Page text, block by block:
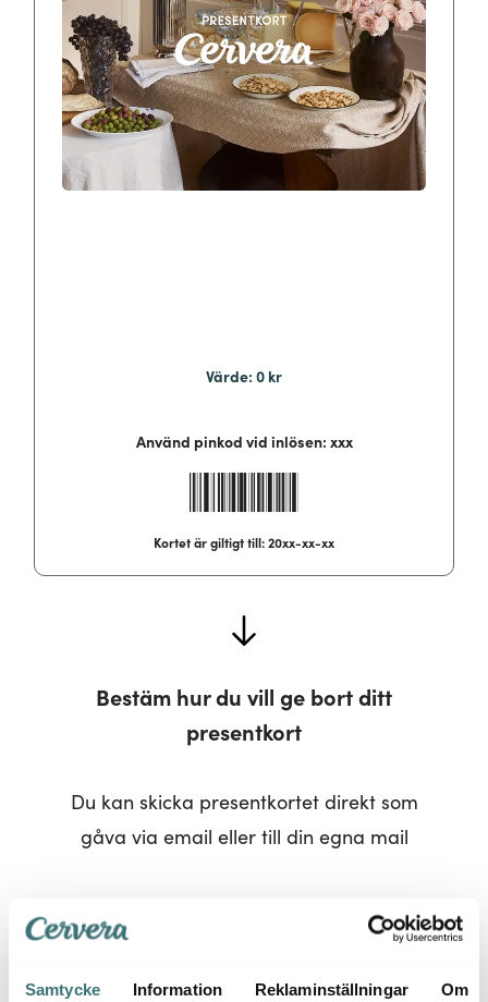
Samtycke Information Reklaminställningar Om
Värde:​​​​‌ ‍ ​‍​‍‌‍ ‌ ​‍‌‍‍‌‌‍‌ ‌‍‍‌‌‍ ‍​‍​‍​ ‍‍​‍​‍‌ ​ ‌‍​‌‌‍ ‍‌‍‍‌‌ ‌​‌ ‍‌​‍ ‍‌‍‍‌‌‍ ​‍​‍​‍ ​​‍​‍‌‍‍​‌ ​‍‌‍‌‌‌‍‌‍​‍​‍​ ‍‍​‍​‍‌‍‍​‌ ‌​‌ ‌​‌ ​​‌ ​ ​ ‍‍​‍ ​‍ ‌‍​ ‌‍ ‌‌ ​ ​‍ ‍‌‍​ ‌‍‌‌‌ ​‍‌ ‌‍‌‍‌‌‌ ​‍‌‍​‌​‍ ‍‌ ​ ‌‍‌‌​‍ ‌ ​​‌ ​‍‌‍ ‌‍‌​‌ ‌‌‌‍​ ‌ ‌​‌‍‍‌‌‍ ‌‍ ‍​‍ ‌‍‍‌‌‍ ‍‌ ‌​‌‍‌‌‌‍ ‍‌ ‌​​‍ ‌‍‌‌‌‍‌​‌‍‍‌‌ ‌​​‍ ‌‍ ‌‌‍ ‌‍‌​‌‍‌‌​ ‌‌ ​​‌ ​‍‌‍‌‌‌ ​ ‌‍‌‌‌‍ ‍‌ ‌​‌‍​‌‌ ‌​‌‍‍‌‌‍ ‌‍ ‍​ ‍ ‌‍‍‌‌‍‌​​ ‌‌‍‌ ‌‍‍‌‌‍‌‍‌ ‌​‌​​ ‌‍​‌‌ ​‍‌‍‌​‌‌​​‌‍​‌‌‍‌ ‌‍‌‌​ ‍ ‌ ‌​‌ ‍‌‌ ​​‌‍‌‌​ ‌‌‍‌ ‌‍‍‌‌‍‌‍‌ ‌​‌​​ ‌‍​‌‌ ​‍‌‍‌​‌‌​​‌‍​‌‌‍‌ ‌‍‌‌​ ‍ ‌ ​​‌‍​‌‌ ‌​‌‍‍​​ ‌‌ ​​‌ ​‍‌‍‌‌‌ ‌‍‌‍‍‌‌‍‌‌‌ ‌ ​‍ ‍‌ ‌​‌‍ ‌ ‌​‌‍​‌‌‍ ​‌ ​ ‌‌‌​‌‍‌‌‌ ‍​‌ ‌​​ ‌‍​‍‌‍​‌‌ ​ ‌‍‌‌‌‌‌‌‌ ​‍‌‍ ​​ ‌‌‍‍​‌ ‌​‌ ‌​‌ ​​‌ ​ ​‍‌‌​ ​ ‌​​‌​‍‌‌​ ​‍‌​‌‍​‍‌‌​ ​‍‌​‌‍‌‍​ ‌‍ ‌‌ ​ ​‍ ‍‌‍​ ‌‍‌‌‌ ​‍‌ ‌‍‌‍‌‌‌ ​‍‌‍​‌​‍ ‍‌ ​ ‌‍‌‌​‍‌‍‌‍‍‌‌‍‌​​ ‌‌‍‌ ‌‍‍‌‌‍‌‍‌ ‌​‌​​ ‌‍​‌‌ ​‍‌‍‌​‌‌​​‌‍​‌‌‍‌ ‌‍‌‌​‍‌‍‌ ‌​‌ ‍‌‌ ​​‌‍‌‌​ ‌‌‍‌ ‌‍‍‌‌‍‌‍‌ ‌​‌​​ ‌‍​‌‌ ​‍‌‍‌​‌‌​​‌‍​‌‌‍‌ ‌‍‌‌​‍‌‍‌ ​​‌‍​‌‌ ‌​‌‍‍​​ ‌‌ ​​‌ ​‍‌‍‌‌‌ ‌‍‌‍‍‌‌‍‌‌‌ ‌ ​‍ ‍‌ ‌​‌‍ ‌ ‌​‌‍​‌‌‍ ​‌ ​ ‌‌‌​‌‍‌‌‌ ‍​‌ ‌​​‍‌‍‌ ‌ ‌‍ ‌ ​‍‌‍‍ ‌ ​ ‌ ​​‌‍​‌‌‍​ ‌‍‌‌​ ‌‌ ​​‌ ​‍‌‍ ‌‍‌​‌ ‌‌‌‍​ ‌ ‌​‌‍‍‌‌‍ ‌‍ ‍​‍‌‍‌ ​​‌‍‌‌‌ ​‍‌ ​ ‌ ​​‌‍‌‌‌‍​ ‌ ‌​‌‍‍‌‌ ‌‍‌‍‌‌​ ‌‌ ​​‌ ‌‌‌‍​‍‌‍ ​‌‍‍‌‌ ​ ‌‍‍​‌‍‌‌‌‍‌​​‍​‍‌ ‌ 0 kr
Använd pinkod vid inlösen: xxx​​​​‌ ‍ ​‍​‍‌‍ ‌ ​‍‌‍‍‌‌‍‌ ‌‍‍‌‌‍ ‍​‍​‍​ ‍‍​‍​‍‌ ​ ‌‍​‌‌‍ ‍‌‍‍‌‌ ‌​‌ ‍‌​‍ ‍‌‍‍‌‌‍ ​‍​‍​‍ ​​‍​‍‌‍‍​‌ ​‍‌‍‌‌‌‍‌‍​‍​‍​ ‍‍​‍​‍‌‍‍​‌ ‌​‌ ‌​‌ ​​‌ ​ ​ ‍‍​‍ ​‍ ‌‍​ ‌‍ ‌‌ ​ ​‍ ‍‌‍​ ‌‍‌‌‌ ​‍‌ ‌‍‌‍‌‌‌ ​‍‌‍​‌​‍ ‍‌ ​ ‌‍‌‌​‍ ‌ ​​‌ ​‍‌‍ ‌‍‌​‌ ‌‌‌‍​ ‌ ‌​‌‍‍‌‌‍ ‌‍ ‍​‍ ‌‍‍‌‌‍ ‍‌ ‌​‌‍‌‌‌‍ ‍‌ ‌​​‍ ‌‍‌‌‌‍‌​‌‍‍‌‌ ‌​​‍ ‌‍ ‌‌‍ ‌‍‌​‌‍‌‌​ ‌‌ ​​‌ ​‍‌‍‌‌‌ ​ ‌‍‌‌‌‍ ‍‌ ‌​‌‍​‌‌ ‌​‌‍‍‌‌‍ ‌‍ ‍​ ‍ ‌‍‍‌‌‍‌​​ ‌‌‍‌ ‌‍‍‌‌‍‌‍‌ ‌​‌​​ ‌‍​‌‌ ​‍‌‍‌​‌‌​​‌‍​‌‌‍‌ ‌‍‌‌​ ‍ ‌ ‌​‌ ‍‌‌ ​​‌‍‌‌​ ‌‌‍‌ ‌‍‍‌‌‍‌‍‌ ‌​‌​​ ‌‍​‌‌ ​‍‌‍‌​‌‌​​‌‍​‌‌‍‌ ‌‍‌‌​ ‍ ‌ ​​‌‍​‌‌ ‌​‌‍‍​​ ‌‌ ​​‌ ​‍‌‍‌‌‌ ‌‍‌‍‍‌‌‍‌‌‌ ‌ ​‍ ‍‌ ​​‌‍‍‌‌‍ ‍‌‍​ ‌‍ ‌‍‌​‌‍‌‌‌‌‌​‌‍‌‌‌ ‍​‌ ‌​​ ‌‍​‍‌‍​‌‌ ​ ‌‍‌‌‌‌‌‌‌ ​‍‌‍ ​​ ‌‌‍‍​‌ ‌​‌ ‌​‌ ​​‌ ​ ​‍‌‌​ ​ ‌​​‌​‍‌‌​ ​‍‌​‌‍​‍‌‌​ ​‍‌​‌‍‌‍​ ‌‍ ‌‌ ​ ​‍ ‍‌‍​ ‌‍‌‌‌ ​‍‌ ‌‍‌‍‌‌‌ ​‍‌‍​‌​‍ ‍‌ ​ ‌‍‌‌​‍‌‍‌‍‍‌‌‍‌​​ ‌‌‍‌ ‌‍‍‌‌‍‌‍‌ ‌​‌​​ ‌‍​‌‌ ​‍‌‍‌​‌‌​​‌‍​‌‌‍‌ ‌‍‌‌​‍‌‍‌ ‌​‌ ‍‌‌ ​​‌‍‌‌​ ‌‌‍‌ ‌‍‍‌‌‍‌‍‌ ‌​‌​​ ‌‍​‌‌ ​‍‌‍‌​‌‌​​‌‍​‌‌‍‌ ‌‍‌‌​‍‌‍‌ ​​‌‍​‌‌ ‌​‌‍‍​​ ‌‌ ​​‌ ​‍‌‍‌‌‌ ‌‍‌‍‍‌‌‍‌‌‌ ‌ ​‍ ‍‌ ​​‌‍‍‌‌‍ ‍‌‍​ ‌‍ ‌‍‌​‌‍‌‌‌‌‌​‌‍‌‌‌ ‍​‌ ‌​​‍‌‍‌ ‌ ‌‍ ‌ ​‍‌‍‍ ‌ ​ ‌ ​​‌‍​‌‌‍​ ‌‍‌‌​ ‌‌ ​​‌ ​‍‌‍ ‌‍‌​‌ ‌‌‌‍​ ‌ ‌​‌‍‍‌‌‍ ‌‍ ‍​‍‌‍‌ ​​‌‍‌‌‌ ​‍‌ ​ ‌ ​​‌‍‌‌‌‍​ ‌ ‌​‌‍‍‌‌ ‌‍‌‍‌‌​ ‌‌ ​​‌ ‌‌‌‍​‍‌‍ ​‌‍‍‌‌ ​ ‌‍‍​‌‍‌‌‌‍‌​​‍​‍‌ ‌
Kortet är giltigt till: 20xx-xx-xx​​​​‌ ‍ ​‍​‍‌‍ ‌ ​‍‌‍‍‌‌‍‌ ‌‍‍‌‌‍ ‍​‍​‍​ ‍‍​‍​‍‌ ​ ‌‍​‌‌‍ ‍‌‍‍‌‌ ‌​‌ ‍‌​‍ ‍‌‍‍‌‌‍ ​‍​‍​‍ ​​‍​‍‌‍‍​‌ ​‍‌‍‌‌‌‍‌‍​‍​‍​ ‍‍​‍​‍‌‍‍​‌ ‌​‌ ‌​‌ ​​‌ ​ ​ ‍‍​‍ ​‍ ‌‍​ ‌‍ ‌‌ ​ ​‍ ‍‌‍​ ‌‍‌‌‌ ​‍‌ ‌‍‌‍‌‌‌ ​‍‌‍​‌​‍ ‍‌ ​ ‌‍‌‌​‍ ‌ ​​‌ ​‍‌‍ ‌‍‌​‌ ‌‌‌‍​ ‌ ‌​‌‍‍‌‌‍ ‌‍ ‍​‍ ‌‍‍‌‌‍ ‍‌ ‌​‌‍‌‌‌‍ ‍‌ ‌​​‍ ‌‍‌‌‌‍‌​‌‍‍‌‌ ‌​​‍ ‌‍ ‌‌‍ ‌‍‌​‌‍‌‌​ ‌‌ ​​‌ ​‍‌‍‌‌‌ ​ ‌‍‌‌‌‍ ‍‌ ‌​‌‍​‌‌ ‌​‌‍‍‌‌‍ ‌‍ ‍​ ‍ ‌‍‍‌‌‍‌​​ ‌‌‍‌ ‌‍‍‌‌‍‌‍‌ ‌​‌​​ ‌‍​‌‌ ​‍‌‍‌​‌‌​​‌‍​‌‌‍‌ ‌‍‌‌​ ‍ ‌ ‌​‌ ‍‌‌ ​​‌‍‌‌​ ‌‌‍‌ ‌‍‍‌‌‍‌‍‌ ‌​‌​​ ‌‍​‌‌ ​‍‌‍‌​‌‌​​‌‍​‌‌‍‌ ‌‍‌‌​ ‍ ‌ ​​‌‍​‌‌ ‌​‌‍‍​​ ‌‌ ​​‌ ​‍‌‍‌‌‌ ‌‍‌‍‍‌‌‍‌‌‌ ‌ ​‍ ‍‌ ‌‍‌‍​‌‌‍ ​‌‍‍‌‌‍‌​‌‌‌​‌‍‍‌‌‍ ​‌‍ ​‌‌‌​‌‍‌‌‌ ‍​‌ ‌​​ ‌‍​‍‌‍​‌‌ ​ ‌‍‌‌‌‌‌‌‌ ​‍‌‍ ​​ ‌‌‍‍​‌ ‌​‌ ‌​‌ ​​‌ ​ ​‍‌‌​ ​ ‌​​‌​‍‌‌​ ​‍‌​‌‍​‍‌‌​ ​‍‌​‌‍‌‍​ ‌‍ ‌‌ ​ ​‍ ‍‌‍​ ‌‍‌‌‌ ​‍‌ ‌‍‌‍‌‌‌ ​‍‌‍​‌​‍ ‍‌ ​ ‌‍‌‌​‍‌‍‌‍‍‌‌‍‌​​ ‌‌‍‌ ‌‍‍‌‌‍‌‍‌ ‌​‌​​ ‌‍​‌‌ ​‍‌‍‌​‌‌​​‌‍​‌‌‍‌ ‌‍‌‌​‍‌‍‌ ‌​‌ ‍‌‌ ​​‌‍‌‌​ ‌‌‍‌ ‌‍‍‌‌‍‌‍‌ ‌​‌​​ ‌‍​‌‌ ​‍‌‍‌​‌‌​​‌‍​‌‌‍‌ ‌‍‌‌​‍‌‍‌ ​​‌‍​‌‌ ‌​‌‍‍​​ ‌‌ ​​‌ ​‍‌‍‌‌‌ ‌‍‌‍‍‌‌‍‌‌‌ ‌ ​‍ ‍‌ ‌‍‌‍​‌‌‍ ​‌‍‍‌‌‍‌​‌‌‌​‌‍‍‌‌‍ ​‌‍ ​‌‌‌​‌‍‌‌‌ ‍​‌ ‌​​‍‌‍‌ ‌ ‌‍ ‌ ​‍‌‍‍ ‌ ​ ‌ ​​‌‍​‌‌‍​ ‌‍‌‌​ ‌‌ ​​‌ ​‍‌‍ ‌‍‌​‌ ‌‌‌‍​ ‌ ‌​‌‍‍‌‌‍ ‌‍ ‍​‍‌‍‌ ​​‌‍‌‌‌ ​‍‌ ​ ‌ ​​‌‍‌‌‌‍​ ‌ ‌​‌‍‍‌‌ ‌‍‌‍‌‌​ ‌‌ ​​‌ ‌‌‌‍​‍‌‍ ​‌‍‍‌‌ ​ ‌‍‍​‌‍‌‌‌‍‌​​‍​‍‌ ‌
Bestäm hur du vill ge bort ditt
presentkort
Du kan skicka presentkortet direkt som
gåva via email eller till din egna mail
skriva ut och ge bort​​​​‌ ‍ ​‍​‍‌‍ ‌ ​‍‌‍‍‌‌‍‌ ‌‍‍‌‌‍ ‍​‍​‍​ ‍‍​‍​‍‌ ​ ‌‍​‌‌‍ ‍‌‍‍‌‌ ‌​‌ ‍‌​‍ ‍‌‍‍‌‌‍ ​‍​‍​‍ ​​‍​‍‌‍‍​‌ ​‍‌‍‌‌‌‍‌‍​‍​‍​ ‍‍​‍​‍‌‍‍​‌ ‌​‌ ‌​‌ ​​‌ ​ ​ ‍‍​‍ ​‍ ‌‍​ ‌‍ ‌‌ ​ ​‍ ‍‌‍​ ‌‍‌‌‌ ​‍‌ ‌‍‌‍‌‌‌ ​‍‌‍​‌​‍ ‍‌ ​ ‌‍‌‌​‍ ‌ ​​‌ ​‍‌‍ ‌‍‌​‌ ‌‌‌‍​ ‌ ‌​‌‍‍‌‌‍ ‌‍ ‍​‍ ‌‍‍‌‌‍ ‍‌ ‌​‌‍‌‌‌‍ ‍‌ ‌​​‍ ‌‍‌‌‌‍‌​‌‍‍‌‌ ‌​​‍ ‌‍ ‌‌‍ ‌‍‌​‌‍‌‌​ ‌‌ ​​‌ ​‍‌‍‌‌‌ ​ ‌‍‌‌‌‍ ‍‌ ‌​‌‍​‌‌ ‌​‌‍‍‌‌‍ ‌‍ ‍​ ‍ ‌‍‍‌‌‍‌​​ ‌‌‍‌ ‌‍‍‌‌‍‌‍‌ ‌​‌​​ ‌‍​‌‌ ​‍‌‍‌​‌‌​​‌‍​‌‌‍‌ ‌‍‌‌​ ‍ ‌ ‌​‌ ‍‌‌ ​​‌‍‌‌​ ‌‌‍‌ ‌‍‍‌‌‍‌‍‌ ‌​‌​​ ‌‍​‌‌ ​‍‌‍‌​‌‌​​‌‍​‌‌‍‌ ‌‍‌‌​ ‍ ‌ ​​‌‍​‌‌ ‌​‌‍‍​​ ‌‌‍‌​‌‍‌‌‌‍ ​‌‍‍‌‌ ‌‍‌‍‌‌‌ ​‍‌ ‍‌‌‌​ ‌ ‌​‌‍‌‌‌ ​​​‍ ‍‌‍‌‌‌‍ ‌‌‍​‌‌‍‍‌‌‍ ​‌​ ​‌‍​‌‌‍​‍‌‍‌‌‌‍ ​​ ‌‍​‍‌‍​‌‌ ​ ‌‍‌‌‌‌‌‌‌ ​‍‌‍ ​​ ‌‌‍‍​‌ ‌​‌ ‌​‌ ​​‌ ​ ​‍‌‌​ ​ ‌​​‌​‍‌‌​ ​‍‌​‌‍​‍‌‌​ ​‍‌​‌‍‌‍​ ‌‍ ‌‌ ​ ​‍ ‍‌‍​ ‌‍‌‌‌ ​‍‌ ‌‍‌‍‌‌‌ ​‍‌‍​‌​‍ ‍‌ ​ ‌‍‌‌​‍‌‍‌‍‍‌‌‍‌​​ ‌‌‍‌ ‌‍‍‌‌‍‌‍‌ ‌​‌​​ ‌‍​‌‌ ​‍‌‍‌​‌‌​​‌‍​‌‌‍‌ ‌‍‌‌​‍‌‍‌ ‌​‌ ‍‌‌ ​​‌‍‌‌​ ‌‌‍‌ ‌‍‍‌‌‍‌‍‌ ‌​‌​​ ‌‍​‌‌ ​‍‌‍‌​‌‌​​‌‍​‌‌‍‌ ‌‍‌‌​‍‌‍‌ ​​‌‍​‌‌ ‌​‌‍‍​​ ‌‌‍‌​‌‍‌‌‌‍ ​‌‍‍‌‌ ‌‍‌‍‌‌‌ ​‍‌ ‍‌‌‌​ ‌ ‌​‌‍‌‌‌ ​​​‍ ‍‌‍‌‌‌‍ ‌‌‍​‌‌‍‍‌‌‍ ​‌​ ​‌‍​‌‌‍​‍‌‍‌‌‌‍ ​​‍‌‍‌ ‌ ‌‍ ‌ ​‍‌‍‍ ‌ ​ ‌ ​​‌‍​‌‌‍​ ‌‍‌‌​ ‌‌ ​​‌ ​‍‌‍ ‌‍‌​‌ ‌‌‌‍​ ‌ ‌​‌‍‍‌‌‍ ‌‍ ‍​‍‌‍‌ ​​‌‍‌‌‌ ​‍‌ ​ ‌ ​​‌‍‌‌‌‍​ ‌ ‌​‌‍‍‌‌ ‌‍‌‍‌‌​ ‌‌ ​​‌ ‌‌‌‍​‍‌‍ ​‌‍‍‌‌ ​ ‌‍‍​‌‍‌‌‌‍‌​​‍​‍‌ ‌